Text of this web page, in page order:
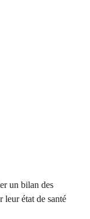
un bilan des
leur état de santé